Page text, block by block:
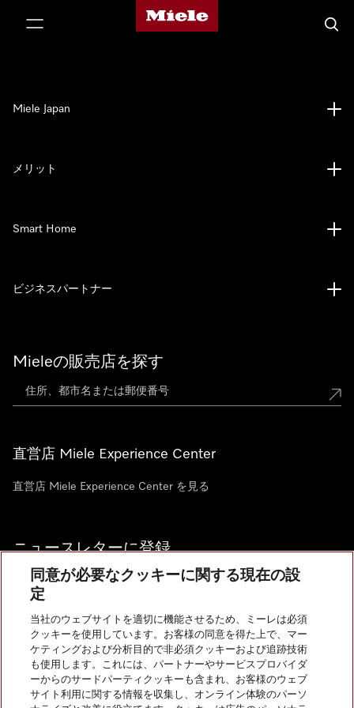
Mieleのホームページ
検索
Mieleの販売店を探す
直営店 Miele Experience Center
直営店 Miele Experience Center を見る
ニュースレターに登録
お問い合わせ
Miele Japan
メリット
Smart Home
ビジネスパートナー
InstagramのMiele
YoutubeのMiele
同意が必要なクッキーに関する現在の設
定
当社のウェブサイトを適切に機能させるため、ミーレは必須
クッキーを使用しています。お客様の同意を得た上で、マー
ケティングおよび分析目的で非必須クッキーおよび追跡技術
も使用します。これには、パートナーやサービスプロバイダ
ーからのサードパーティクッキーも含まれ、お客様のウェブ
サイト利用に関する情報を収集し、オンライン体験のパーソ